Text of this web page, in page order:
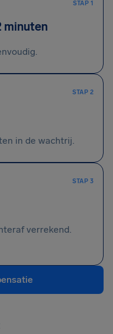
STAP 1
minuten
STAP 2
in de wachtrij.
STAP 3
verrekend.